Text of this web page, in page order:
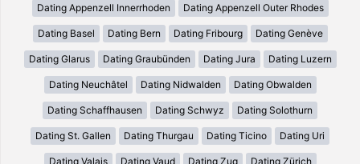
Dating Appenzell Innerrhoden Dating Appenzell Outer Rhodes
Dating Basel Dating Bern Dating Fribourg Dating Genève
Dating Glarus Dating Graubünden Dating Jura Dating Luzern
Dating Neuchâtel Dating Nidwalden Dating Obwalden
Dating Schaffhausen Dating Schwyz Dating Solothurn
Dating St. Gallen Dating Thurgau Dating Ticino Dating Uri
Dating Valais Dating Vaud Dating Zug Dating Zürich